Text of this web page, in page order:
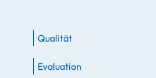
Qualität
Evaluation